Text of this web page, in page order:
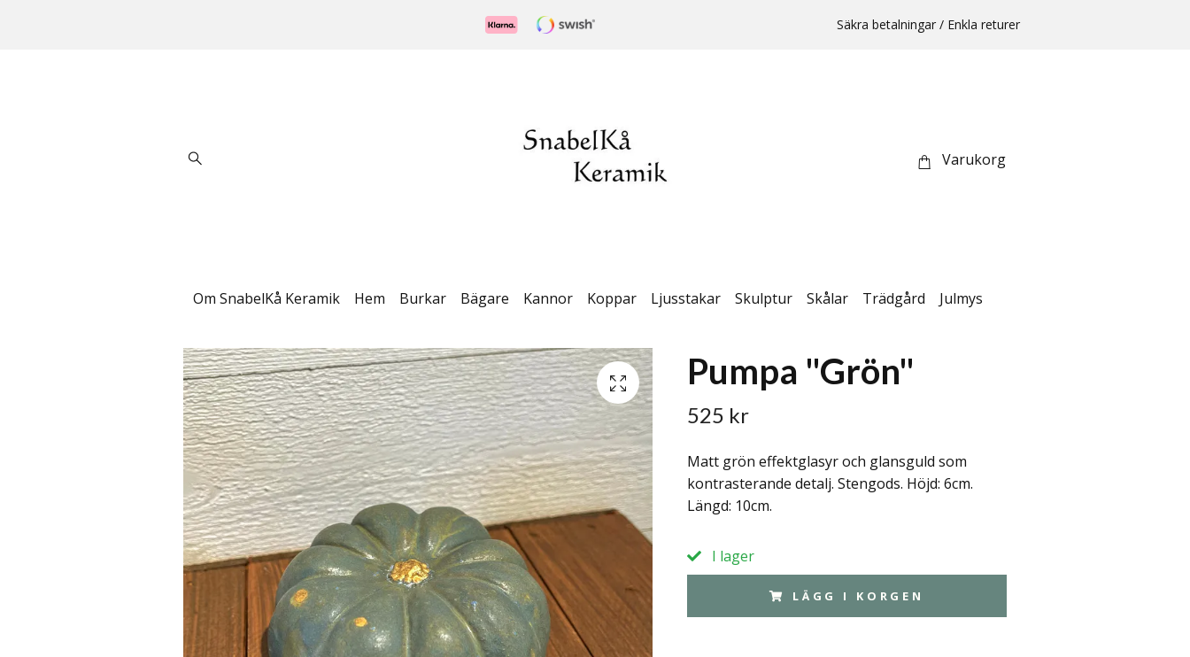
Säkra betalningar / Enkla returer
Varukorg
Om SnabelKå Keramik Hem Burkar Bägare Kannor Koppar Ljusstakar Skulptur Skålar Trädgård Julmys
Pumpa "Grön"
525 kr
Matt grön effektglasyr och glansguld som
kontrasterande detalj. Stengods. Höjd: 6cm.
Längd: 10cm.
I lager
LÄGG I KORGEN